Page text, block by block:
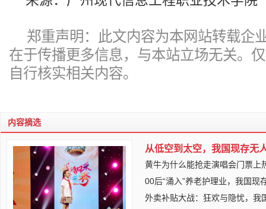
郑重声明：此文内容为本网站转载企
在于传播更多信息，与本站立场无关。
自行核实相关内容。
内容摘选
从低空到太空，我国现存无
黄牛为什么能抢走演唱会门票上
00后“涌入”养老护理业，我国现
外卖补贴大战：狂欢与隐忧，我